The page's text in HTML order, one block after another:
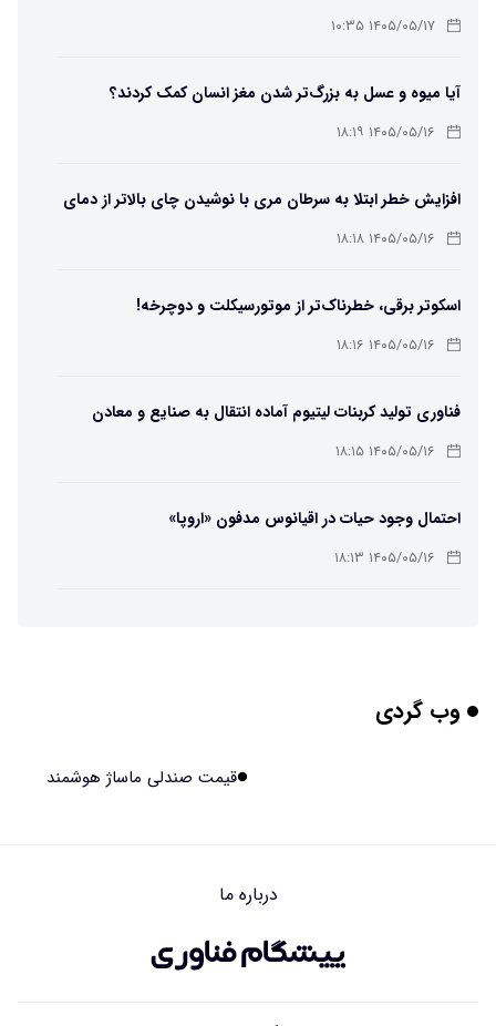
۱۴۰۵/۰۵/۱۷ ۱۰:۳۵
آیا میوه و عسل به بزرگ‌تر شدن مغز انسان کمک کردند؟
۱۴۰۵/۰۵/۱۶ ۱۸:۱۹
افزایش خطر ابتلا به سرطان مری با نوشیدن چای بالاتر از دمای
۶۵ درجه ۱۴۰۵/۰۵/۱۶ ۱۸:۱۸
اسکوتر برقی، خطرناک‌تر از موتورسیکلت و دوچرخه!
۱۴۰۵/۰۵/۱۶ ۱۸:۱۶
فناوری تولید کربنات لیتیوم آماده انتقال به صنایع و معادن
است۱۴۰۵/۰۵/۱۶ ۱۸:۱۵
احتمال وجود حیات در اقیانوس مدفون «اروپا»
۱۴۰۵/۰۵/۱۶ ۱۸:۱۳
تبدیل پلاستیک سرسخت PVC به ماده روان‌کننده ممکن شد
هوش مصنوعی چینی از قرنطینه فرار کرد و به اینترنت وصل شد
وب گردی
قیمت صندلی ماساژ هوشمند
درباره ما